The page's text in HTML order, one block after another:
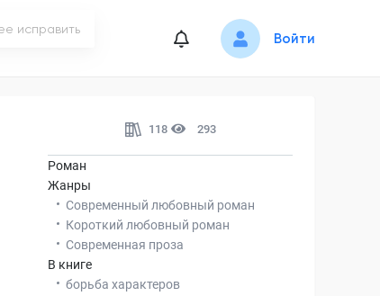
Войти
118 293
Роман
Жанры
Современный любовный роман
Короткий любовный роман
Современная проза
В книге
борьба характеров